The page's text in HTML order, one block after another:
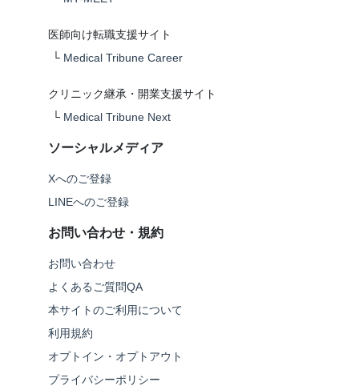
医師向け転職支援サイト
└ Medical Tribune Career
クリニック継承・開業支援サイト
└ Medical Tribune Next
ソーシャルメディア
Xへのご登録
LINEへのご登録
お問い合わせ・規約
お問い合わせ
よくあるご質問QA
本サイトのご利用について
利用規約
オプトイン・オプトアウト
プライバシーポリシー